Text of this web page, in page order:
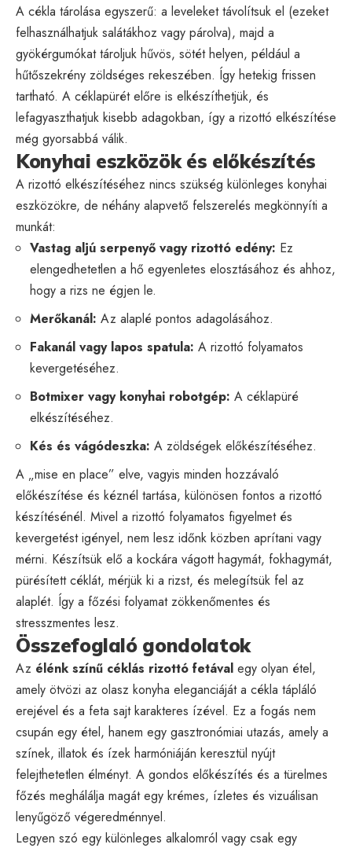
A cékla tárolása egyszerű: a leveleket távolítsuk el (ezeket
felhasználhatjuk salátákhoz vagy párolva), majd a
gyökérgumókat tároljuk hűvös, sötét helyen, például a
hűtőszekrény zöldséges rekeszében. Így hetekig frissen
tartható. A céklapürét előre is elkészíthetjük, és
lefagyaszthatjuk kisebb adagokban, így a rizottó elkészítése
még gyorsabbá válik.
Konyhai eszközök és előkészítés
A rizottó elkészítéséhez nincs szükség különleges konyhai
eszközökre, de néhány alapvető felszerelés megkönnyíti a
munkát:
Vastag aljú serpenyő vagy rizottó edény: Ez
elengedhetetlen a hő egyenletes elosztásához és ahhoz,
hogy a rizs ne égjen le.
Merőkanál: Az alaplé pontos adagolásához.
Fakanál vagy lapos spatula: A rizottó folyamatos
kevergetéséhez.
Botmixer vagy konyhai robotgép: A céklapüré
elkészítéséhez.
Kés és vágódeszka: A zöldségek előkészítéséhez.
A „mise en place” elve, vagyis minden hozzávaló
előkészítése és kéznél tartása, különösen fontos a rizottó
készítésénél. Mivel a rizottó folyamatos figyelmet és
kevergetést igényel, nem lesz időnk közben aprítani vagy
mérni. Készítsük elő a kockára vágott hagymát, fokhagymát,
pürésített céklát, mérjük ki a rizst, és melegítsük fel az
alaplét. Így a főzési folyamat zökkenőmentes és
stresszmentes lesz.
Összefoglaló gondolatok
Az élénk színű céklás rizottó fetával egy olyan étel,
amely ötvözi az olasz konyha eleganciáját a cékla tápláló
erejével és a feta sajt karakteres ízével. Ez a fogás nem
csupán egy étel, hanem egy gasztronómiai utazás, amely a
színek, illatok és ízek harmóniáján keresztül nyújt
felejthetetlen élményt. A gondos előkészítés és a türelmes
főzés meghálálja magát egy krémes, ízletes és vizuálisan
lenyűgöző végeredménnyel.
Legyen szó egy különleges alkalomról vagy csak egy